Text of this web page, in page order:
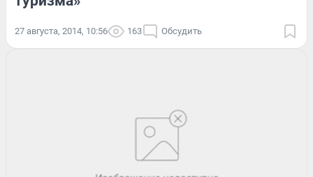
27 августа, 2014, 10:56 163 Обсудить